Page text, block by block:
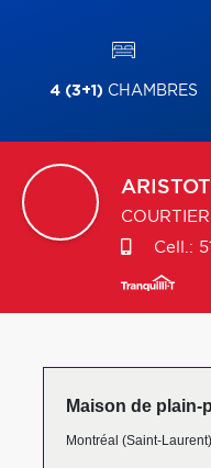
4 (3+1) CHAMBRES
Cell.:
Maison de plain-
Montréal (Saint-